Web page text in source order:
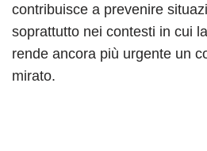
contribuisce a prevenire
soprattutto nei contesti in cui
rende ancora più urgente un
mirato.